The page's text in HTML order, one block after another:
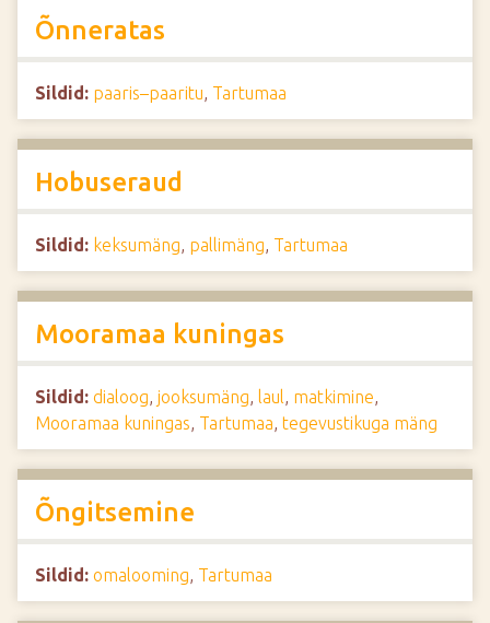
Õnneratas
Sildid: paaris–paaritu, Tartumaa
Hobuseraud
Sildid: keksumäng, pallimäng, Tartumaa
Mooramaa kuningas
Sildid: dialoog, jooksumäng, laul, matkimine,
Mooramaa kuningas, Tartumaa, tegevustikuga mäng
Õngitsemine
Sildid: omalooming, Tartumaa